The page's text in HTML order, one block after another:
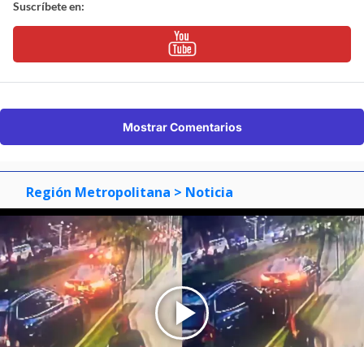
Suscríbete en:
Mostrar Comentarios
Región Metropolitana > Noticia